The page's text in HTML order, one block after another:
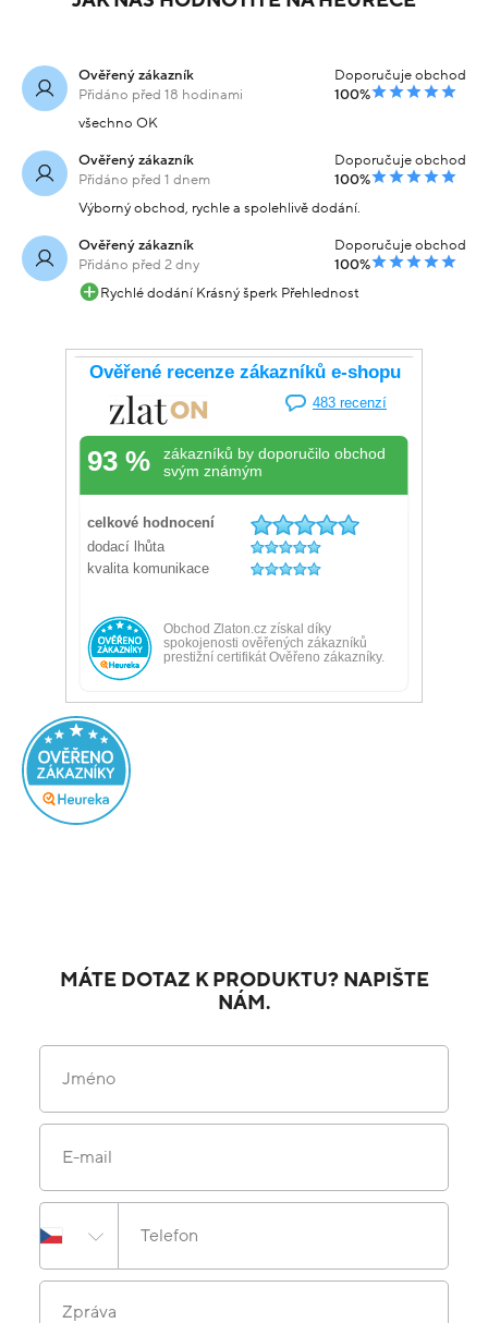
Ověřený zákazník
Přidáno před 18 hodinami
Doporučuje obchod
100%
všechno OK
Ověřený zákazník
Přidáno před 1 dnem
Doporučuje obchod
100%
Výborný obchod, rychle a spolehlivě dodání.
Ověřený zákazník
Přidáno před 2 dny
Doporučuje obchod
100%
Rychlé dodání Krásný šperk Přehlednost
MÁTE DOTAZ K PRODUKTU? NAPIŠTE
NÁM.
Jméno
E-mail
Telefon
Zpráva